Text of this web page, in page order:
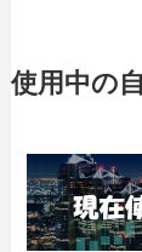
使用中の